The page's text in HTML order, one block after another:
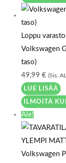
Loppu
Volkswagen
taso)
49,99 € (Sis.
LUE LISÄÄ
ILMOITA
Ale!
Volkswagen